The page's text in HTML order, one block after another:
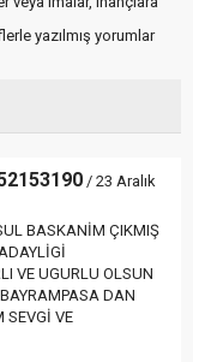
yazılmış yorumlar
/ 23 Aralık
BASKANİM ÇIKMIŞ
VE UGURLU OLSUN
DAN
SEVGİ VE